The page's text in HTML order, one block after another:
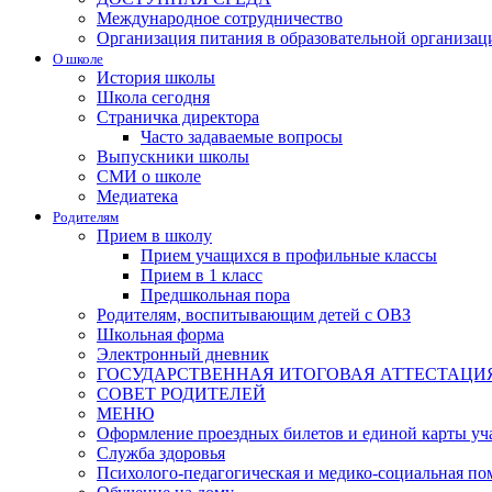
Международное сотрудничество
Организация питания в образовательной
О школе
История школы
Школа сегодня
Страничка директора
Часто задаваемые вопросы
Выпускники школы
СМИ о школе
Медиатека
Родителям
Прием в школу
Прием учащихся в профильные классы
Прием в 1 класс
Предшкольная пора
Родителям, воспитывающим детей с ОВЗ
Школьная форма
Электронный дневник
ГОСУДАРСТВЕННАЯ ИТОГОВАЯ
СОВЕТ РОДИТЕЛЕЙ
МЕНЮ
Оформление проездных билетов и единой карты
Служба здоровья
Психолого-педагогическая и медико-социальная